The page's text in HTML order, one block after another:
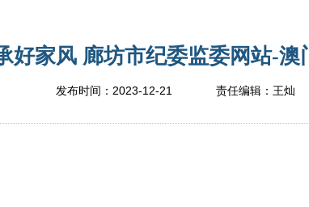
好家风 廊坊市纪委监委网站-澳
发布时间： 2023-12-21 责任编辑： 王灿